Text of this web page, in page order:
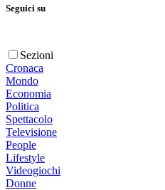
Seguici su
Sezioni
Cronaca
Mondo
Economia
Politica
Spettacolo
Televisione
People
Lifestyle
Videogiochi
Donne